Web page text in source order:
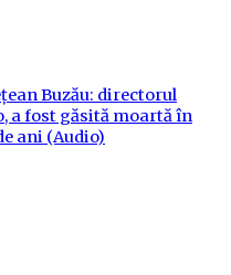
Buzău: directorul
a fost găsită moartă în
ani (Audio)